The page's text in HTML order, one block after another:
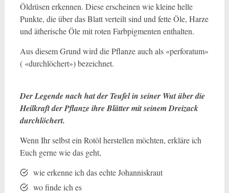
Öldrüsen erkennen. Diese erscheinen wie kleine helle
Punkte, die über das Blatt verteilt sind und fette Öle, Harze
und ätherische Öle mit roten Farbpigmenten enthalten.
Aus diesem Grund wird die Pflanze auch als «perforatum»
( «durchlöchert») bezeichnet.
Der Legende nach hat der Teufel in seiner Wut über die
Heilkraft der Pflanze ihre Blätter mit seinem Dreizack
durchlöchert.
Wenn Ihr selbst ein Rotöl herstellen möchten, erkläre ich
Euch gerne wie das geht,
wie erkenne ich das echte Johanniskraut
wo finde ich es